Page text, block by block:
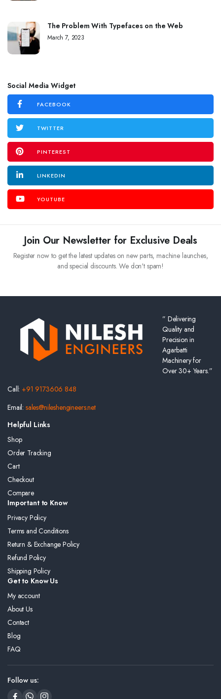
The Problem With Typefaces on the Web
March 7, 2023
Social Media Widget
FACEBOOK
TWITTER
PINTEREST
LINKEDIN
YOUTUBE
Join Our Newsletter for Exclusive Deals
Register now to get the latest updates on new parts, machine launches,
and special discounts. We don't spam!
” Delivering
Quality and
Precision in
Agarbatti
Machinery for
Over 30+ Years.”
Call: +91 9173606 848
Email: sales@nileshengineers.net
Helpful Links
Shop
Order Tracking
Cart
Checkout
Compare
Important to Know
Privacy Policy
Terms and Conditions
Return & Exchange Policy
Refund Policy
Shipping Policy
Get to Know Us
My account
About Us
Contact
Blog
FAQ
Follow us: